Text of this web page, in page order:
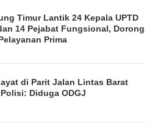
Timur Lantik 24 Kepala UPTD
14 Pejabat Fungsional, Dorong
Prima
di Parit Jalan Lintas Barat
Diduga ODGJ